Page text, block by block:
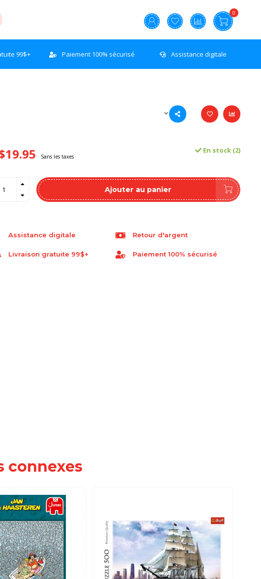
0
99$+ Paiement 100% sécurisé Assistance digitale
Sans les taxes
En stock (2)
Ajouter au panier
Assistance digitale Retour d'argent
Livraison gratuite 99$+ Paiement 100% sécurisé
connexes